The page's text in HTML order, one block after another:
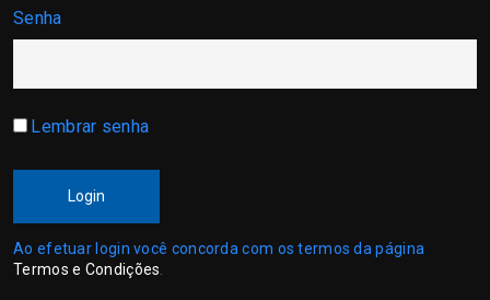
Senha
Lembrar senha
Login
Ao efetuar login você concorda com os termos da página
Termos e Condições